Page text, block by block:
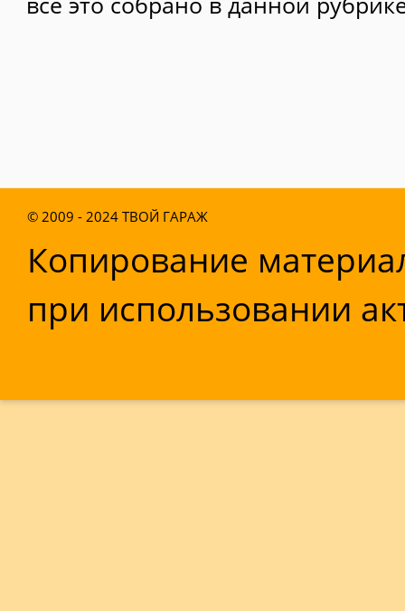
© 2009 - 2024 ТВОЙ ГАРАЖ
Копирование
при использовании